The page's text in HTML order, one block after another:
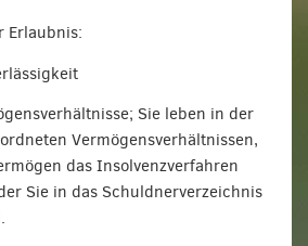
Erlaubnis:
Sie leben in der
Vermögensverhältnissen,
das Insolvenzverfahren
Sie in das Schuldnerverzeichnis